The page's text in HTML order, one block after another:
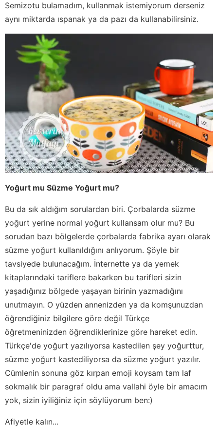
Semizotu bulamadım, kullanmak istemiyorum derseniz
aynı miktarda ıspanak ya da pazı da kullanabilirsiniz.
Yoğurt mu Süzme Yoğurt mu?
Bu da sık aldığım sorulardan biri. Çorbalarda süzme
yoğurt yerine normal yoğurt kullansam olur mu? Bu
sorudan bazı bölgelerde çorbalarda fabrika ayarı olarak
süzme yoğurt kullanıldığını anlıyorum. Şöyle bir
tavsiyede bulunacağım. İnternette ya da yemek
kitaplarındaki tariflere bakarken bu tarifleri sizin
yaşadığınız bölgede yaşayan birinin yazmadığını
unutmayın. O yüzden annenizden ya da komşunuzdan
öğrendiğiniz bilgilere göre değil Türkçe
öğretmeninizden öğrendiklerinize göre hareket edin.
Türkçe'de yoğurt yazılıyorsa kastedilen şey yoğurttur,
süzme yoğurt kastediliyorsa da süzme yoğurt yazılır.
Cümlenin sonuna göz kırpan emoji koysam tam laf
sokmalık bir paragraf oldu ama vallahi öyle bir amacım
yok, sizin iyiliğiniz için söylüyorum ben:)
Afiyetle kalın...